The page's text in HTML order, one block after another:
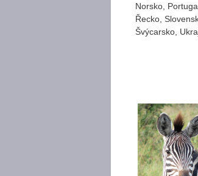
Norsko,
Řecko,
Švýcarsko,